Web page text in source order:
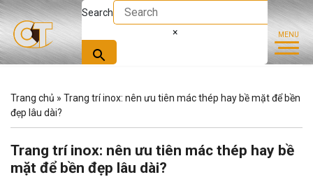
Search
×
Trang chủ » Trang trí inox: nên ưu tiên mác thép hay bề mặt để bền
đẹp lâu dài?
Trang trí inox: nên ưu tiên mác thép hay bề
mặt để bền đẹp lâu dài?